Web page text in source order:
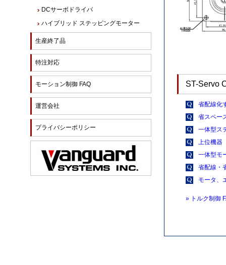
ST-Servo
省配線化
省スペー
一体型ス
上位機
一体型モ
省配線・
モータ、
» トルク制御
DCサーボドライバ
ハイブリッド ステッピングモーター
生産終了品
特注対応
モーション制御 FAQ
運営会社
プライバシーポリシー